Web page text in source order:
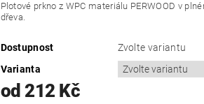
Plotové prkno z WPC materiálu PERWOOD v
dřeva.
Dostupnost
Zvolte variantu
Varianta
od 212 Kč